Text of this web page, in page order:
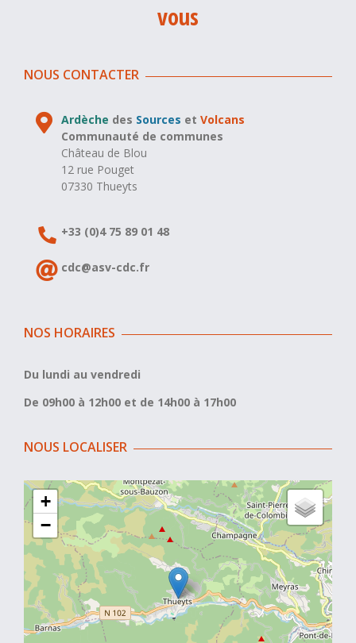
vous
NOUS CONTACTER
Ardèche des Sources etVolcans
Communauté de communes
Château de Blou
12 rue Pouget
07330 Thueyts
+33 (0)4 75 89 01 48
cdc@asv-cdc.fr
NOS HORAIRES
Du lundi au vendredi
De 09h00 à 12h00 et de 14h00 à 17h00
NOUS LOCALISER
+
−